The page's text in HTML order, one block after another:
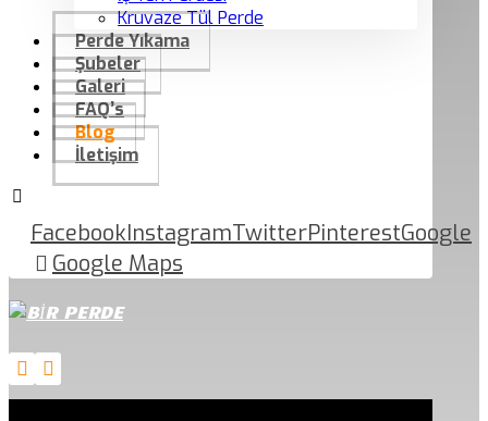
Kruvaze Tül Perde
Perde Yıkama
Şubeler
Galeri
FAQ’s
Blog
İletişim
FacebookInstagramTwitterPinterestGoogle
Google Maps